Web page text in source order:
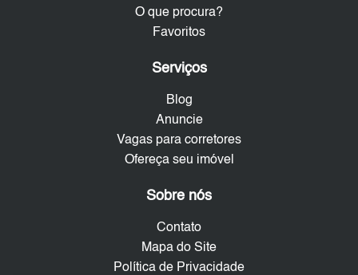
O que procura?
Favoritos
Serviços
Blog
Anuncie
Vagas para corretores
Ofereça seu imóvel
Sobre nós
Contato
Mapa do Site
Política de Privacidade